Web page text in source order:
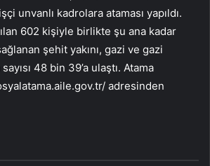
unvanlı kadrolara ataması yapıldı.
602 kişiyle birlikte şu ana kadar
şehit yakını, gazi ve gazi
48 bin 39’a ulaştı. Atama
adresinden